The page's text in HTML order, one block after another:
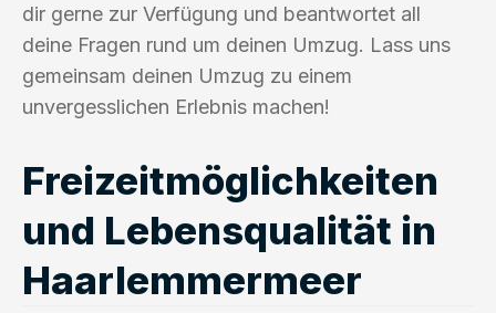
dir gerne zur Verfügung und beantwortet all
deine Fragen rund um deinen Umzug. Lass uns
gemeinsam deinen Umzug zu einem
unvergesslichen Erlebnis machen!
Freizeitmöglichkeiten
und Lebensqualität in
Haarlemmermeer